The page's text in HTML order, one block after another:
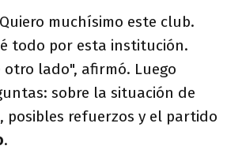
muchísimo este club.
todo por esta institución.
lado", afirmó. Luego
sobre la situación de
, posibles refuerzos y el partido
.